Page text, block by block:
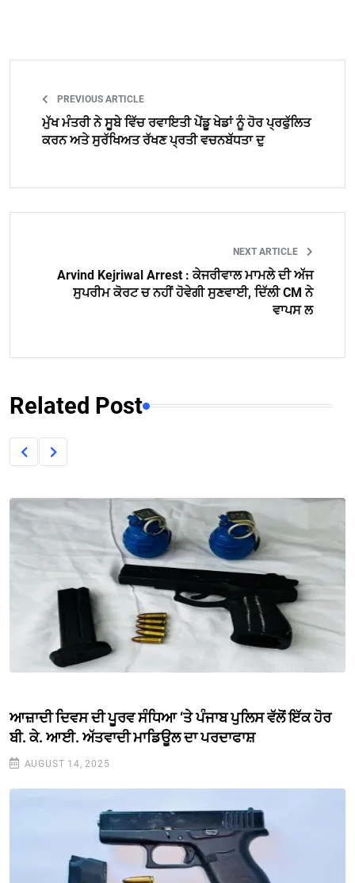
PREVIOUS ARTICLE
ਮੁੱਖ ਮੰਤਰੀ ਨੇ ਸੂਬੇ ਵਿੱਚ ਰਵਾਇਤੀ ਪੇਂਡੂ ਖੇਡਾਂ ਨੂੰ ਹੋਰ ਪ੍ਰਫੁੱਲਿਤ
ਕਰਨ ਅਤੇ ਸੁਰੱਖਿਅਤ ਰੱਖਣ ਪ੍ਰਤੀ ਵਚਨਬੱਧਤਾ ਦੁ
NEXT ARTICLE
Arvind Kejriwal Arrest : ਕੇਜਰੀਵਾਲ ਮਾਮਲੇ ਦੀ ਅੱਜ
ਸੁਪਰੀਮ ਕੋਰਟ ਚ ਨਹੀਂ ਹੋਵੇਗੀ ਸੁਣਵਾਈ, ਦਿੱਲੀ CM ਨੇ
ਵਾਪਸ ਲ
Related Post
ਆਜ਼ਾਦੀ ਦਿਵਸ ਦੀ ਪੂਰਵ ਸੰਧਿਆ ‘ਤੇ ਪੰਜਾਬ ਪੁਲਿਸ ਵੱਲੋਂ ਇੱਕ ਹੋਰ
ਬੀ. ਕੇ. ਆਈ. ਅੱਤਵਾਦੀ ਮਾਡਿਊਲ ਦਾ ਪਰਦਾਫਾਸ਼
AUGUST 14, 2025